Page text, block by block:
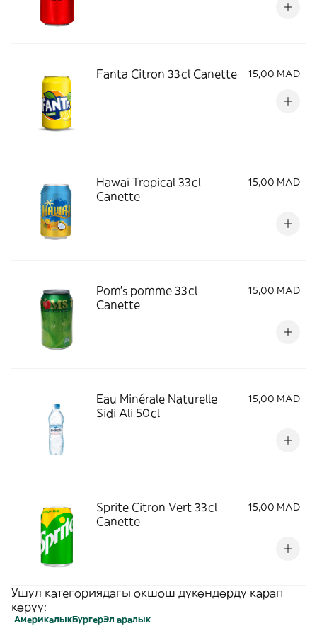
Fanta Citron 33cl Canette 15,00 MAD
Hawaï Tropical 33cl
Canette
15,00 MAD
Pom's pomme 33cl
Canette
15,00 MAD
Eau Minérale Naturelle
Sidi Ali 50cl
15,00 MAD
Sprite Citron Vert 33cl
Canette
15,00 MAD
Ушул категориядагы окшош дүкөндөрдү карап
көрүү:
АмерикалыкБургерЭл аралык